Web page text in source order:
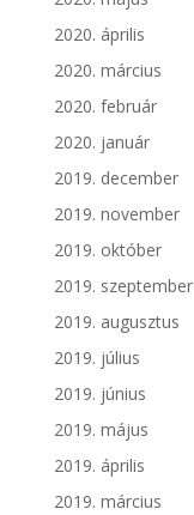
2020. április
2020. március
2020. február
2020. január
2019. december
2019. november
2019. október
2019. szeptember
2019. augusztus
2019. július
2019. június
2019. május
2019. április
2019. március